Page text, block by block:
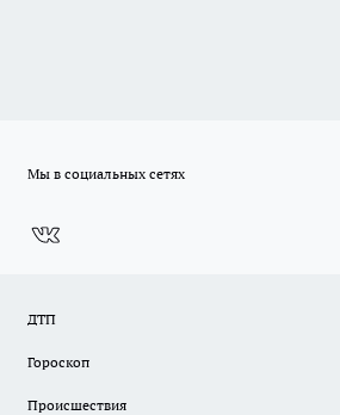
Мы в социальных сетях
ДТП
Гороскоп
Происшествия